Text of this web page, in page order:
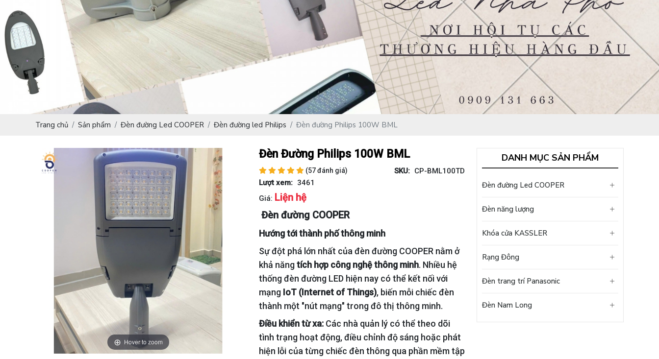
Trang chủ Sản phẩm Đèn đường Led COOPER Đèn đường led Philips Đèn đường Philips 100W BML
Hover to zoom
Đèn Đường Philips 100W BML
(57 đánh giá) SKU: CP-BML100TD
Lượt xem: 3461
Giá: Liện hệ
Đèn đường COOPER
Hướng tới thành phố thông minh
Sự đột phá lớn nhất của đèn đường COOPER nằm ở
khả năngtích hợp công nghệ thông minh. Nhiều hệ
thống đèn đường LED hiện nay có thể kết nối với
mạng IoT (Internet of Things), biến mỗi chiếc đèn
thành một "nút mạng" trong đô thị thông minh.
Điều khiển từ xa:Các nhà quản lý có thể theo dõi
tình trạng hoạt động, điều chỉnh độ sáng hoặc phát
hiện lỗi của từng chiếc đèn thông qua phần mềm tập
DANH MỤC SẢN PHẨM
Đèn đường Led COOPER
Đèn năng lượng
Khóa cửa KASSLER
Rạng Đông
Đèn trang trí Panasonic
Đèn Nam Long